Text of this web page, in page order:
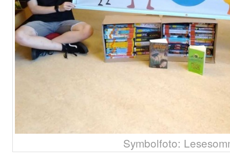
Symbolfoto: